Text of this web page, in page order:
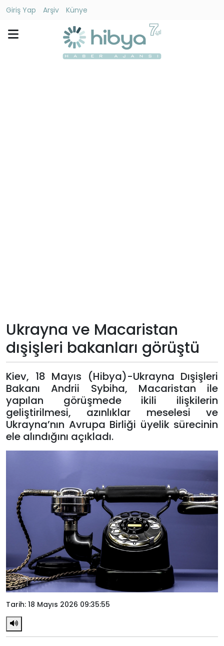
Giriş Yap Arşiv
Künye
Künye
Giriş
Yap
Ukrayna ve Macaristan
dışişleri bakanları görüştü
Kiev, 18 Mayıs (Hibya)-Ukrayna Dışişleri
Bakanı Andrii Sybiha, Macaristan ile
yapılan görüşmede ikili ilişkilerin
geliştirilmesi, azınlıklar meselesi ve
Ukrayna’nın Avrupa Birliği üyelik sürecinin
ele alındığını açıkladı.
Tarih: 18 Mayıs 2026 09:35:55